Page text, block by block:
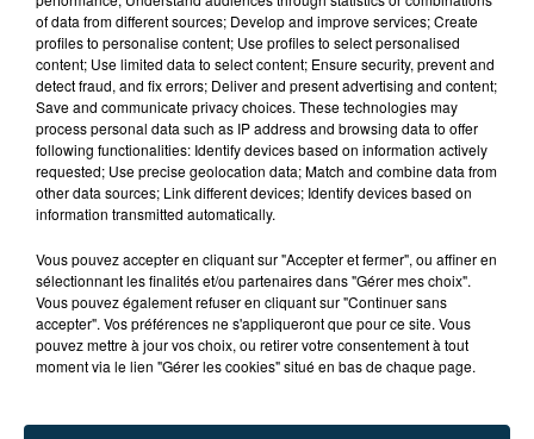
L’ASSE RÉDUIT FACE À SOCHAUX, UNE
PREMIÈRE VICTOIRE POUR NOS VERTS ?
of data from different sources; Develop and improve services; Create
profiles to personalise content; Use profiles to select personalised
content; Use limited data to select content; Ensure security, prevent and
detect fraud, and fix errors; Deliver and present advertising and content;
Save and communicate privacy choices. These technologies may
process personal data such as IP address and browsing data to offer
following functionalities: Identify devices based on information actively
requested; Use precise geolocation data; Match and combine data from
other data sources; Link different devices; Identify devices based on
information transmitted automatically.
Vous pouvez accepter en cliquant sur "Accepter et fermer", ou affiner en
sélectionnant les finalités et/ou partenaires dans "Gérer mes choix".
Vous pouvez également refuser en cliquant sur "Continuer sans
accepter". Vos préférences ne s'appliqueront que pour ce site. Vous
pouvez mettre à jour vos choix, ou retirer votre consentement à tout
moment via le lien "Gérer les cookies" situé en bas de chaque page.